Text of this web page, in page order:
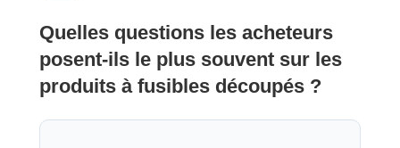
Quelles questions les acheteurs
posent-ils le plus souvent sur les
produits à fusibles découpés ?